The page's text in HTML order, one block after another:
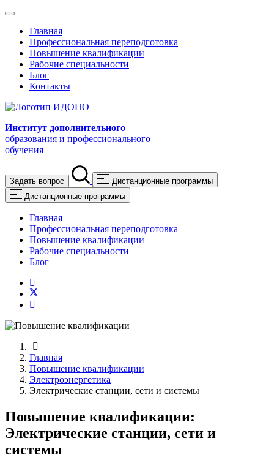
Главная
Профессиональная переподготовка
Повышение квалификации
Рабочие специальности
Блог
Контакты
Институт дополнительного
образования и профессионального
обучения
Задать вопрос
Дистанционные программы
Дистанционные программы
Главная
Профессиональная переподготовка
Повышение квалификации
Рабочие специальности
Блог
Главная
Повышение квалификации
Электроэнергетика
Электрические станции, сети и системы
Повышение квалификации:
Электрические станции, сети и
системы